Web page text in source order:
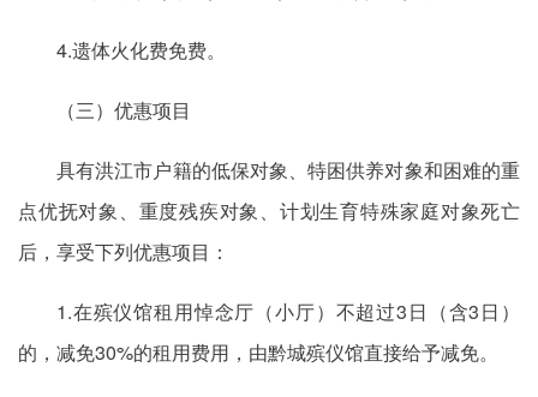
4.遗体火化费免费。
（三）优惠项目
具有洪江市户籍的低保对象、特困供养对象和困难的重
点优抚对象、重度残疾对象、计划生育特殊家庭对象死亡
后，享受下列优惠项目：
1.在殡仪馆租用悼念厅（小厅）不超过3日（含3日）
的，减免30%的租用费用，由黔城殡仪馆直接给予减免。